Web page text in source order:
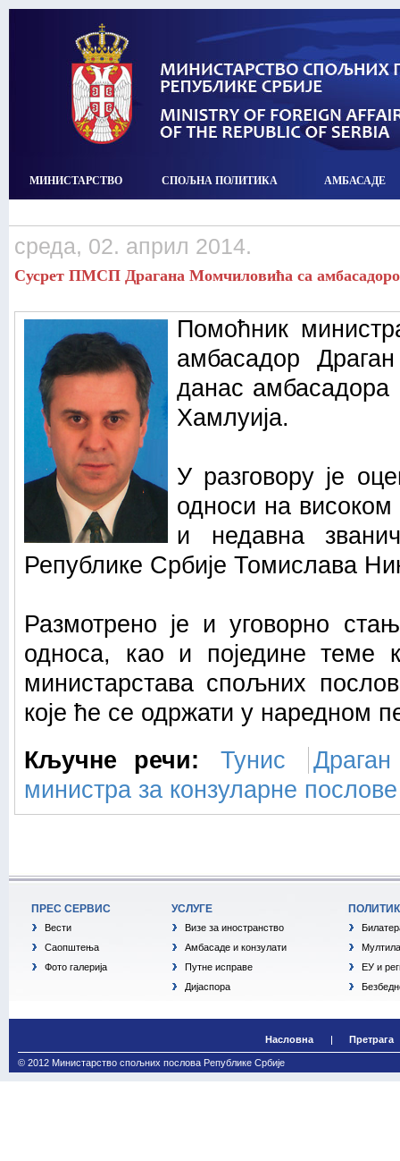
МИНИСТАРСТВО СПОЉНА ПОЛИТИКА АМБАСАДЕ
среда, 02. април 2014.
Сусрет ПМСП Драгана Момчиловића са
Помоћник
амбасадор
данас
Хамлуија.
У разговору је
односи на
и недавна
Републике Србије Томислава
Размотрено је и уговорно
односа, као и поједине теме
министарстава спољних
које ће се одржати у наредном
Кључне речи:
Тунис
министра за конзуларне послове
ПРЕС СЕРВИС
Вести
Саопштења
Фото галерија
УСЛУГЕ
Визе за иностранство
Амбасаде и конзулати
Путне исправе
Дијаспора
ЕУ и
Насловна Претрага
© 2012 Министарство спољних послова Републике Србије